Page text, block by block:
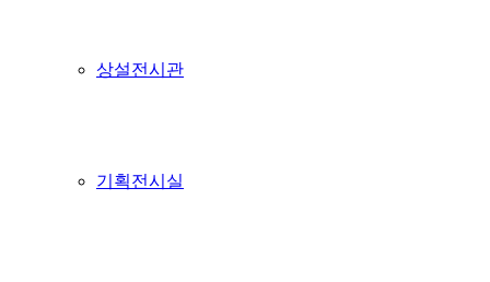
상설전시관
기획전시실